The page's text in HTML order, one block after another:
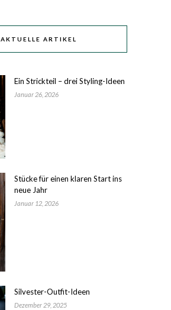
AKTUELLE ARTIKEL
Ein Strickteil – drei Styling-Ideen
Januar 26, 2026
Stücke für einen klaren Start ins
neue Jahr
Januar 12, 2026
Silvester-Outfit-Ideen
Dezember 29, 2025